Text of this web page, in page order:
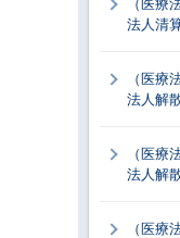
（医
法人清
（医
法人解
（医
法人解
（医療